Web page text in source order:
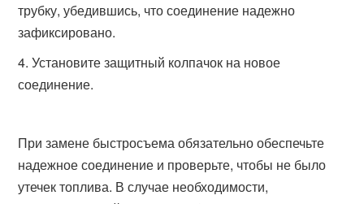
трубку, убедившись, что соединение надежно
зафиксировано.
Установите защитный колпачок на новое
соединение.
При замене быстросъема обязательно обеспечьте
надежное соединение и проверьте, чтобы не было
утечек топлива. В случае необходимости,